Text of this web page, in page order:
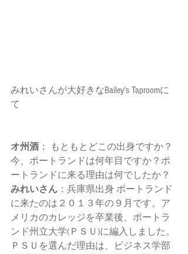
みれいさんが大好きなBailey's Taproomに
て
オ州酒 ： もともとどこの出身ですか？
今、ポートランドは何年目ですか？ポ
ートランドに来る理由は何でしたか？
みれいさん ：兵庫県出身 ポートランド
に来たのは２０１３年の９月です。ア
メリカのカレッジを卒業後、ポートラ
ンド州立大学(ＰＳＵ)に編入しました。
ＰＳＵを選んだ理由は、ビジネス学部